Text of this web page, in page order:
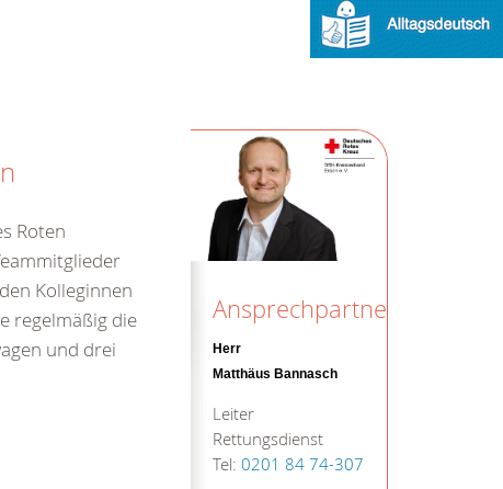
Ansprechpartner
Herr
Matthäus Bannasch
Leiter
Rettungsdienst
Tel: 0201 84 74-307
Roten
Kolleginnen
regelmäßig die
und drei